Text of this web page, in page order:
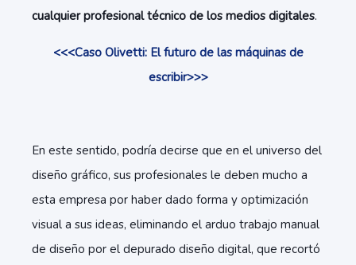
cualquier profesional técnico de los medios digitales.
<<<Caso Olivetti: El futuro de las máquinas de
escribir>>>
En este sentido, podría decirse que en el universo del
diseño gráfico, sus profesionales le deben mucho a
esta empresa por haber dado forma y optimización
visual a sus ideas, eliminando el arduo trabajo manual
de diseño por el depurado diseño digital, que recortó